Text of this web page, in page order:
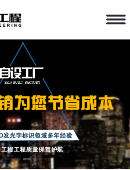
1 2 3 4